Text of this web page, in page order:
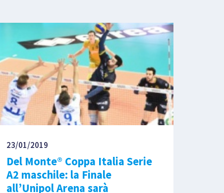
23/01/2019
Del Monte® Coppa Italia Serie
A2 maschile: la Finale
all’Unipol Arena sarà